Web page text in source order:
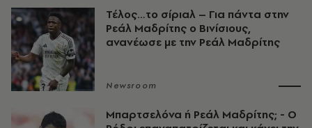
Τέλος…το σίριαλ – Για πάντα στην
Ρεάλ Μαδρίτης ο Βινίσιους,
ανανέωσε με την Ρεάλ Μαδρίτης
Newsroom
Μπαρτσελόνα ή Ρεάλ Μαδρίτης; - Ο